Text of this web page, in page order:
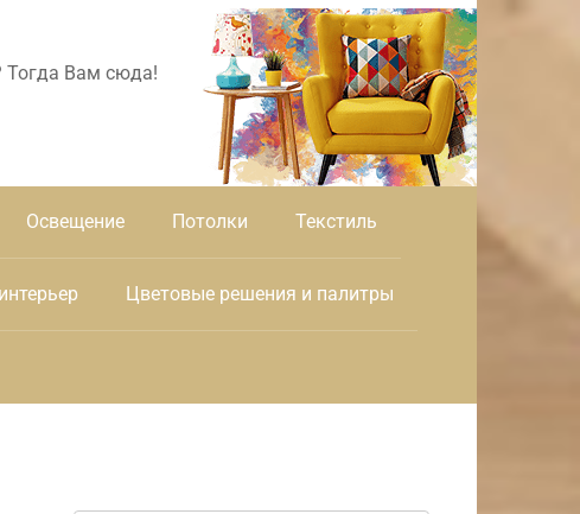
Тогда Вам сюда!
Освещение Потолки Текстиль
Цветовые решения и палитры